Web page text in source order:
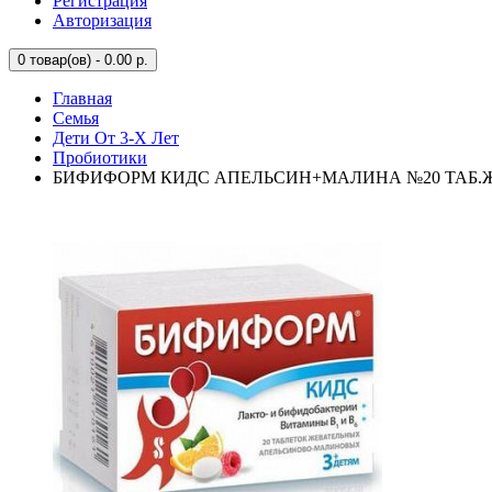
Авторизация
0 товар(ов) - 0.00 р.
Главная
Семья
Дети От 3-Х Лет
Пробиотики
БИФИФОРМ КИДС АПЕЛЬСИН+МАЛИНА №20